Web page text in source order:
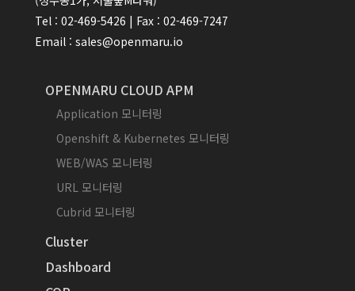
Tel : 02-469-5426 | Fax : 02-469-7247
Email : sales@openmaru.io
OPENMARU CLOUD APM
Application 모니터링
Openshift & Kubernetes 모니터링
WEB/WAS 모니터링
URL 모니터링
Cubrid 모니터링
Cluster
Dashboard